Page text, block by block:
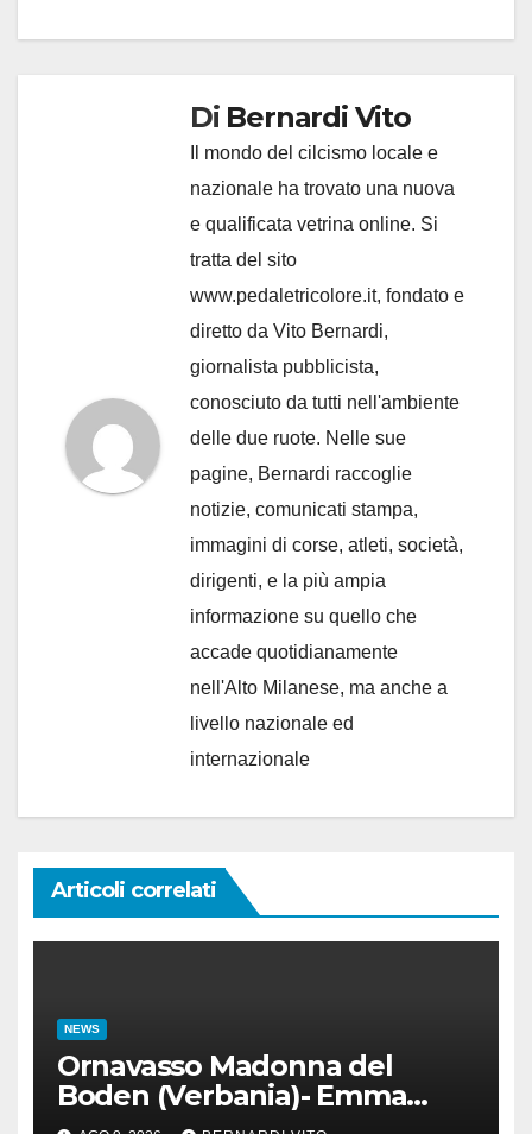
Di Bernardi Vito
Il mondo del cilcismo locale e
nazionale ha trovato una nuova
e qualificata vetrina online. Si
tratta del sito
www.pedaletricolore.it, fondato e
diretto da Vito Bernardi,
giornalista pubblicista,
conosciuto da tutti nell'ambiente
delle due ruote. Nelle sue
pagine, Bernardi raccoglie
notizie, comunicati stampa,
immagini di corse, atleti, società,
dirigenti, e la più ampia
informazione su quello che
accade quotidianamente
nell'Alto Milanese, ma anche a
livello nazionale ed
internazionale
Articoli correlati
NEWS
Ornavasso Madonna del
Boden (Verbania)- Emma
Cocca per la rivincita su